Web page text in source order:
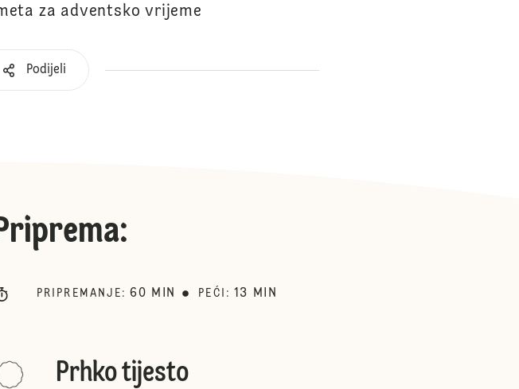
za adventsko vrijeme
Podijeli
:
PRIPREMANJE : 60 MIN PEĆI : 13 MIN
Prhko tijesto